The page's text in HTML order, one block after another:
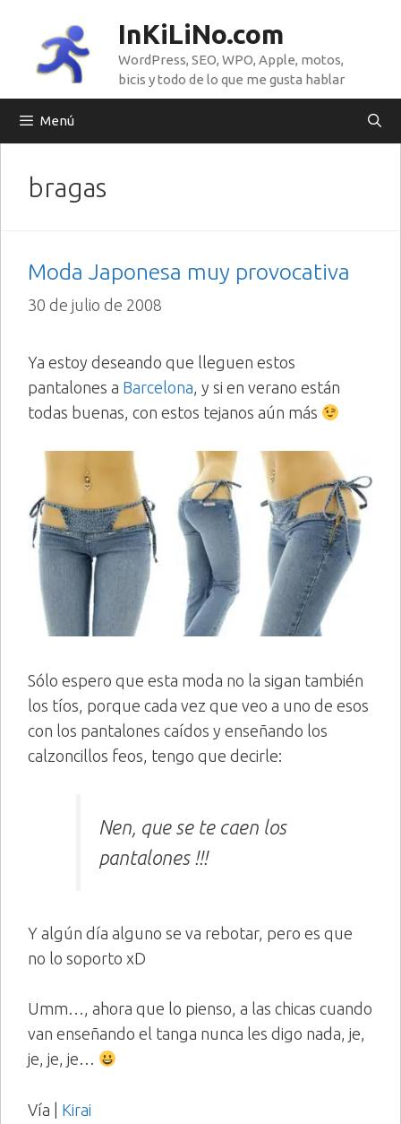
contenido
InKiLiNo.com
WordPress, SEO, WPO, Apple, motos,
bicis y todo de lo que me gusta hablar
Menú
bragas
Moda Japonesa muy provocativa
30 de julio de 2008
Ya estoy deseando que lleguen estos
pantalones a Barcelona, y si en verano están
todas buenas, con estos tejanos aún más
Sólo espero que esta moda no la sigan también
los tíos, porque cada vez que veo a uno de esos
con los pantalones caídos y enseñando los
calzoncillos feos, tengo que decirle:
Nen, que se te caen los
pantalones !!!
Y algún día alguno se va rebotar, pero es que
no lo soporto xD
Umm…, ahora que lo pienso, a las chicas cuando
van enseñando el tanga nunca les digo nada, je,
je, je, je…
Vía | Kirai